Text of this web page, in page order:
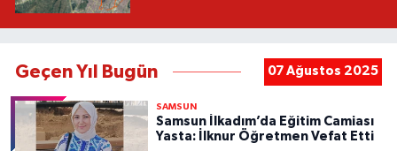
Geçen Yıl Bugün 07 Ağustos 2025
SAMSUN
Samsun İlkadım’da Eğitim Camiası
Yasta: İlknur Öğretmen Vefat Etti